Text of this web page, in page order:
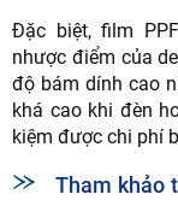
Đặc biệt, film
nhược điểm của
độ bám dính cao
khá cao khi đèn
kiệm được chi phí
Tham khảo